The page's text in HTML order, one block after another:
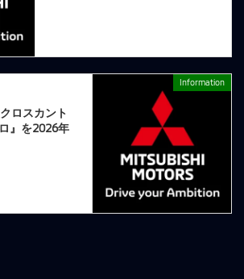
Information
ロスカント
』を2026年